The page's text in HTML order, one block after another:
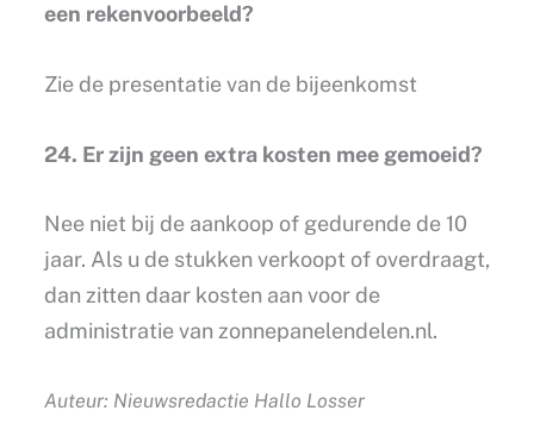
een rekenvoorbeeld?
Zie de presentatie van de bijeenkomst
24. Er zijn geen extra kosten mee gemoeid?
Nee niet bij de aankoop of gedurende de 10
jaar. Als u de stukken verkoopt of overdraagt,
dan zitten daar kosten aan voor de
administratie van zonnepanelendelen.nl.
Auteur: Nieuwsredactie Hallo Losser